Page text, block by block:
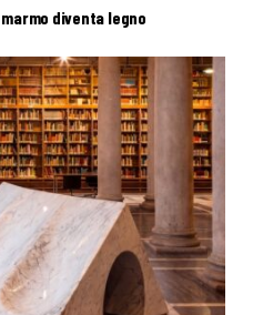
diventa legno